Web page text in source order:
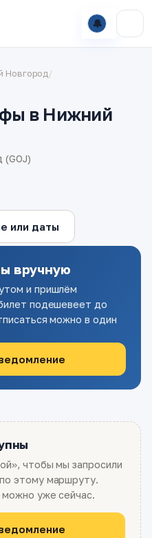
🔔
Новгород/
в Нижний
или даты
вручную
и пришлём
подешевеет до
можно в один
чтобы мы запросили
этому маршруту.
уже сейчас.